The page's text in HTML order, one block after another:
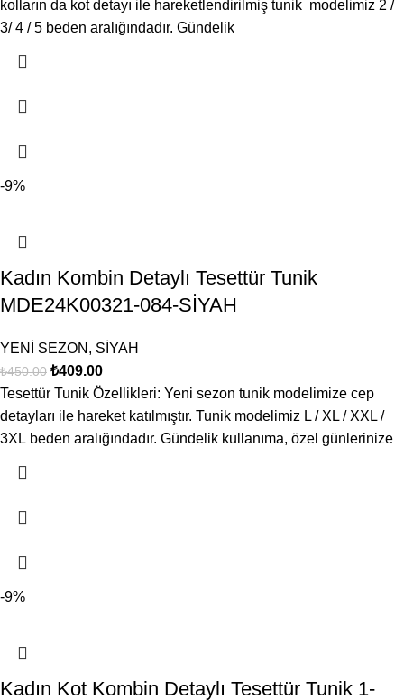
kolların da kot detayı ile hareketlendirilmiş tunik modelimiz 2 /
3/ 4 / 5 beden aralığındadır. Gündelik
-9%
Kadın Kombin Detaylı Tesettür Tunik
MDE24K00321-084-SİYAH
YENİ SEZON , SİYAH
₺450.00 ₺409.00
Tesettür Tunik Özellikleri: Yeni sezon tunik modelimize cep
detayları ile hareket katılmıştır. Tunik modelimiz L / XL / XXL /
3XL beden aralığındadır. Gündelik kullanıma, özel günlerinize
-9%
Kadın Kot Kombin Detaylı Tesettür Tunik 1-